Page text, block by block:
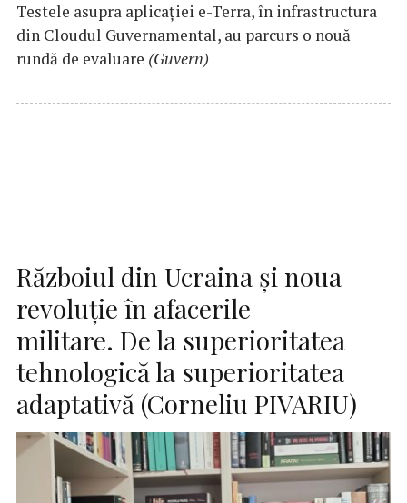
Testele asupra aplicaţiei e-Terra, în infrastructura
din Cloudul Guvernamental, au parcurs o nouă
rundă de evaluare (Guvern)
Războiul din Ucraina și noua
revoluție în afacerile
militare. De la superioritatea
tehnologică la superioritatea
adaptativă (Corneliu PIVARIU)